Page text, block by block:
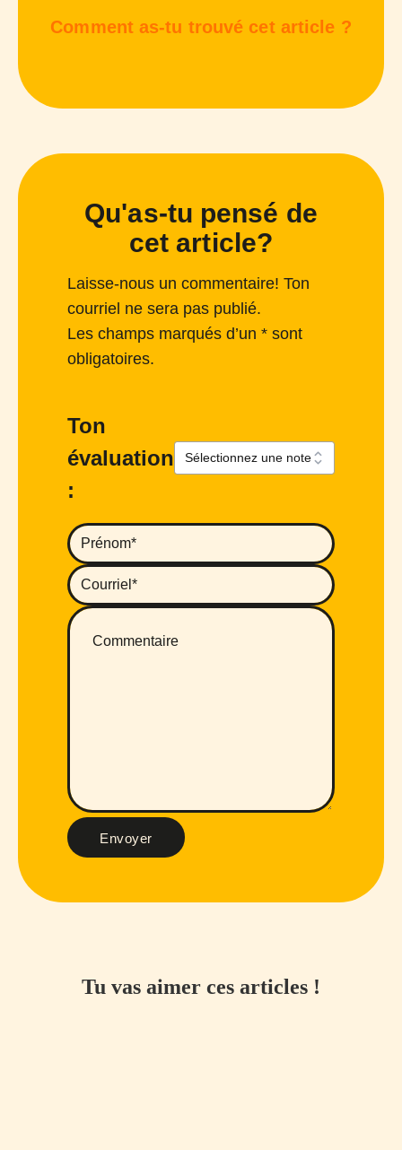
Comment as-tu trouvé cet article ?
Qu'as-tu pensé de
cet article?
Laisse-nous un commentaire! Ton
courriel ne sera pas publié.
Les champs marqués d’un * sont
obligatoires.
Ton
évaluation
:
Envoyer
Tu vas aimer ces articles !